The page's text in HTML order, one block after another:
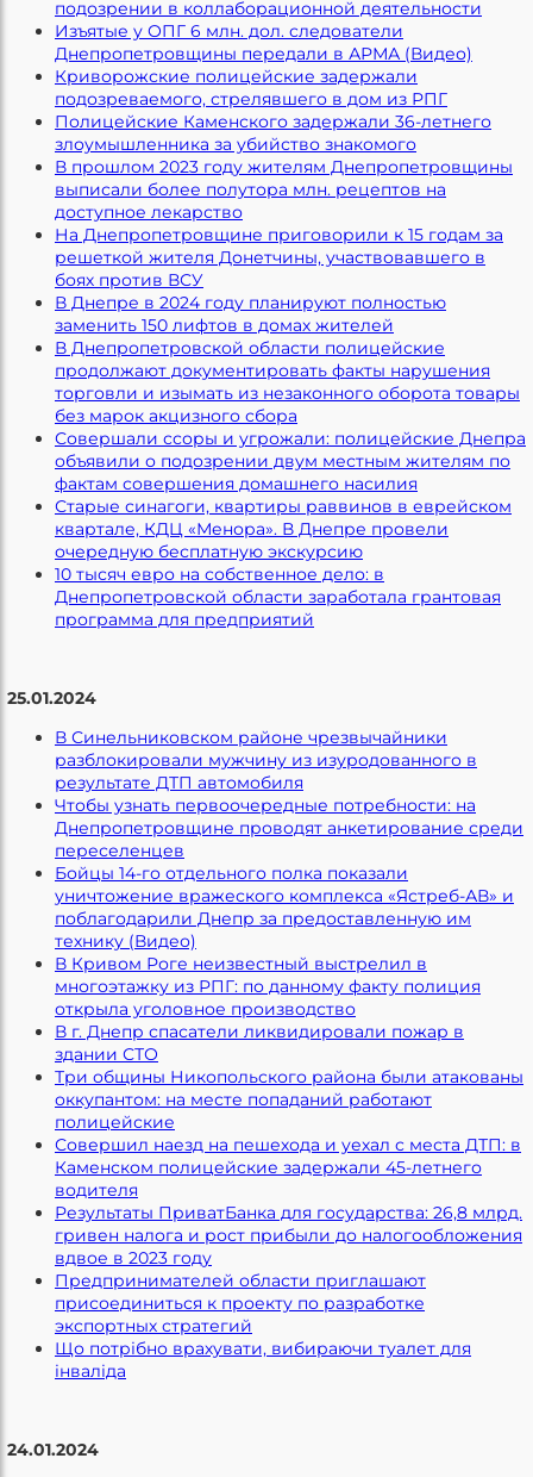
подозрении в коллаборационной деятельности
Изъятые у ОПГ 6 млн. дол. следователи
Днепропетровщины передали в АРМА (Видео)
Криворожские полицейские задержали
подозреваемого, стрелявшего в дом из РПГ
Полицейские Каменского задержали 36-летнего
злоумышленника за убийство знакомого
В прошлом 2023 году жителям Днепропетровщины
выписали более полутора млн. рецептов на
доступное лекарство
На Днепропетровщине приговорили к 15 годам за
решеткой жителя Донетчины, участвовавшего в
боях против ВСУ
В Днепре в 2024 году планируют полностью
заменить 150 лифтов в домах жителей
В Днепропетровской области полицейские
продолжают документировать факты нарушения
торговли и изымать из незаконного оборота товары
без марок акцизного сбора
Совершали ссоры и угрожали: полицейские Днепра
объявили о подозрении двум местным жителям по
фактам совершения домашнего насилия
Старые синагоги, квартиры раввинов в еврейском
квартале, КДЦ «Менора». В Днепре провели
очередную бесплатную экскурсию
10 тысяч евро на собственное дело: в
Днепропетровской области заработала грантовая
программа для предприятий
25.01.2024
В Синельниковском районе чрезвычайники
разблокировали мужчину из изуродованного в
результате ДТП автомобиля
Чтобы узнать первоочередные потребности: на
Днепропетровщине проводят анкетирование среди
переселенцев
Бойцы 14-го отдельного полка показали
уничтожение вражеского комплекса «Ястреб-АВ» и
поблагодарили Днепр за предоставленную им
технику (Видео)
В Кривом Роге неизвестный выстрелил в
многоэтажку из РПГ: по данному факту полиция
открыла уголовное производство
В г. Днепр спасатели ликвидировали пожар в
здании СТО
Три общины Никопольского района были атакованы
оккупантом: на месте попаданий работают
полицейские
Совершил наезд на пешехода и уехал с места ДТП: в
Каменском полицейские задержали 45-летнего
водителя
Результаты ПриватБанка для государства: 26,8 млрд.
гривен налога и рост прибыли до налогообложения
вдвое в 2023 году
Предпринимателей области приглашают
присоединиться к проекту по разработке
экспортных стратегий
Що потрібно врахувати, вибираючи туалет для
інваліда
24.01.2024